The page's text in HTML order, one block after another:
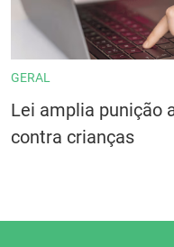
GERAL
Lei amplia punição
contra crianças